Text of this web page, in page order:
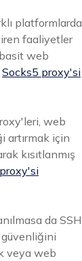
platformlarda
faaliyetler
web
Socks5 proxy'si
web
artırmak için
kısıtlanmış
da SSH
güvenliğini
veya web